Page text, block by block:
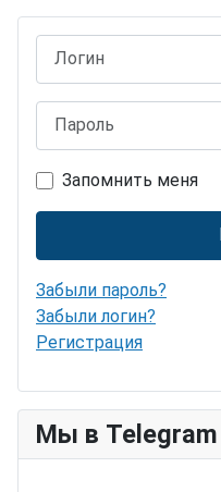
Запомнить меня
Забыли пароль?
Забыли логин?
Регистрация
Мы в Telegram